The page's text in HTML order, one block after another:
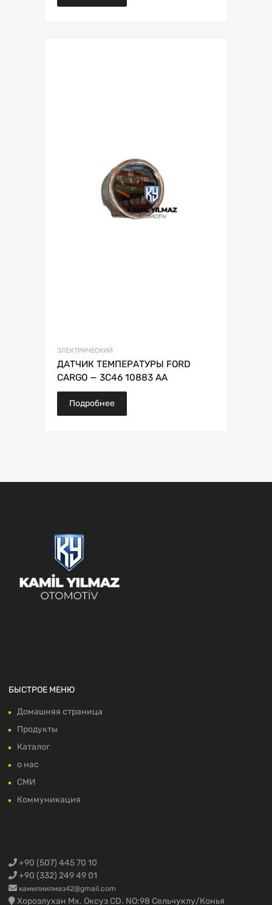
ЭЛЕКТРИЧЕСКИЙ
ДАТЧИК ТЕМПЕРАТУРЫ FORD
CARGO — 3C46 10883 AA
Подробнее
БЫСТРОЕ МЕНЮ
Домашняя страница
Продукты
Каталог
о нас
СМИ
Коммуникация
+90 (507) 445 70 10
+90 (332) 249 49 01
камилиилмаз42@gmail.com
Хорозлухан Мх. Оксуз CD. NO:98 Сельчуклу/Конья